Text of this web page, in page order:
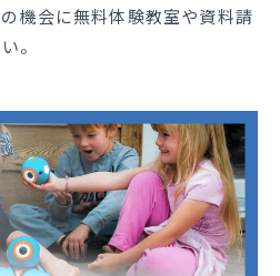
機会に無料体験教室や資料請
。